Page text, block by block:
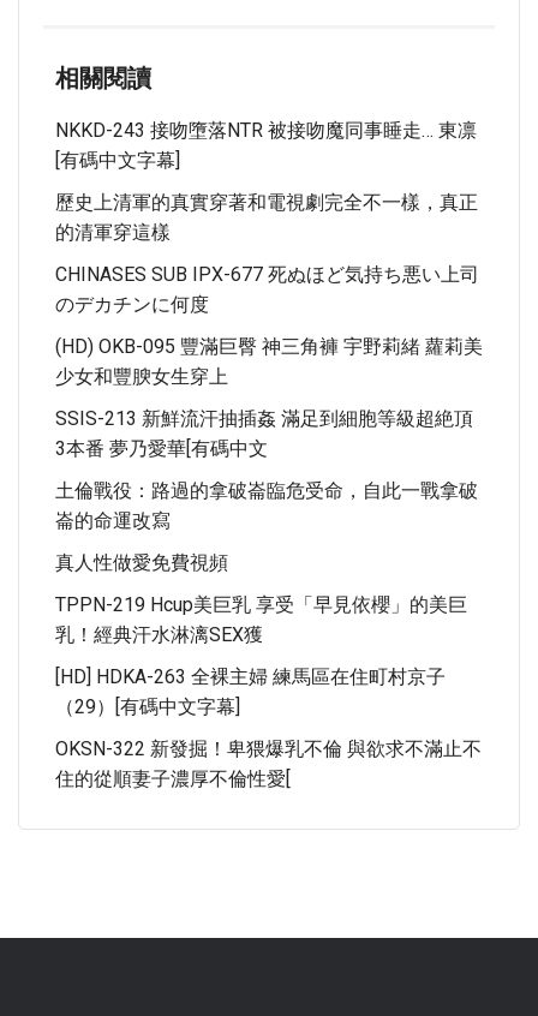
相關閱讀
NKKD-243 接吻墮落NTR 被接吻魔同事睡走… 東凛
[有碼中文字幕]
歷史上清軍的真實穿著和電視劇完全不一樣，真正
的清軍穿這樣
CHINASES SUB IPX-677 死ぬほど気持ち悪い上司
のデカチンに何度
(HD) OKB-095 豐滿巨臀 神三角褲 宇野莉緒 蘿莉美
少女和豐腴女生穿上
SSIS-213 新鮮流汗抽插姦 滿足到細胞等級超絶頂
3本番 夢乃愛華[有碼中文
土倫戰役：路過的拿破崙臨危受命，自此一戰拿破
崙的命運改寫
真人性做愛免費視頻
TPPN-219 Hcup美巨乳 享受「早見依櫻」的美巨
乳！經典汗水淋漓SEX獲
[HD] HDKA-263 全裸主婦 練馬區在住町村京子
（29）[有碼中文字幕]
OKSN-322 新發掘！卑猥爆乳不倫 與欲求不滿止不
住的從順妻子濃厚不倫性愛[